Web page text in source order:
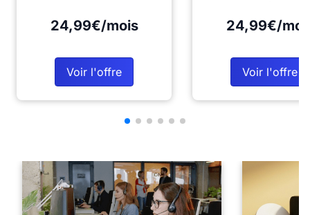
24,99€/mois
Voir l'offre
24,99€/
Voir l'offre